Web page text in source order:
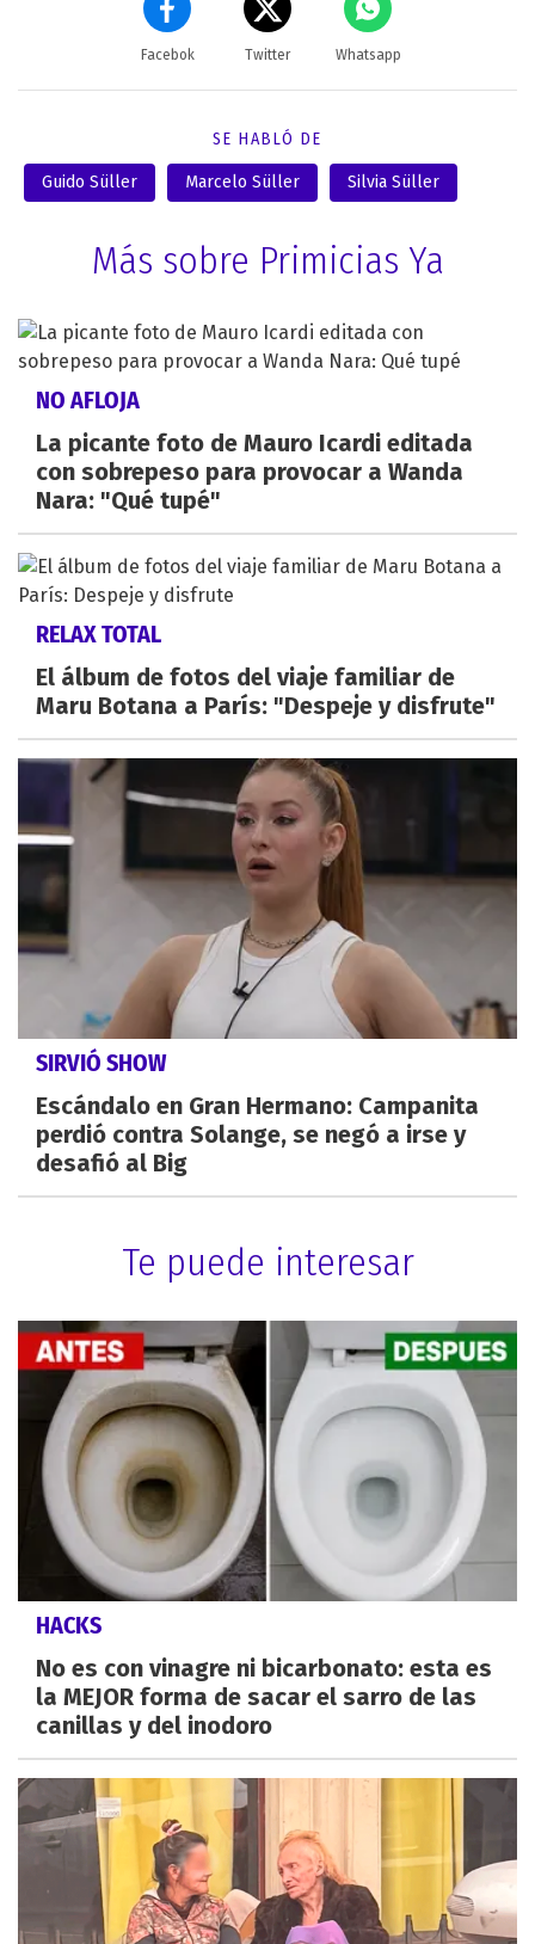
Facebok Twitter Whatsapp
SE HABLÓ DE
Guido Süller Marcelo Süller Silvia Süller
Más sobre Primicias Ya
NO AFLOJA
La picante foto de Mauro Icardi editada
con sobrepeso para provocar a Wanda
Nara: "Qué tupé"
RELAX TOTAL
El álbum de fotos del viaje familiar de
Maru Botana a París: "Despeje y disfrute"
SIRVIÓ SHOW
Escándalo en Gran Hermano: Campanita
perdió contra Solange, se negó a irse y
desafió al Big
Te puede interesar
HACKS
No es con vinagre ni bicarbonato: esta es
la MEJOR forma de sacar el sarro de las
canillas y del inodoro